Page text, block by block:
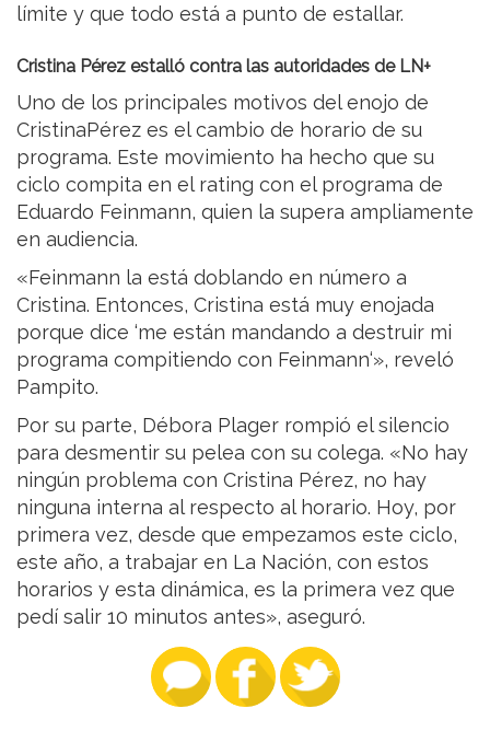
límite y que todo está a punto de estallar.
Cristina Pérez estalló contra las autoridades de LN+
Uno de los principales motivos del enojo de
CristinaPérez es el cambio de horario de su
programa. Este movimiento ha hecho que su
ciclo compita en el rating con el programa de
Eduardo Feinmann, quien la supera ampliamente
en audiencia.
«Feinmann la está doblando en número a
Cristina. Entonces, Cristina está muy enojada
porque dice ‘me están mandando a destruir mi
programa compitiendo con Feinmann‘», reveló
Pampito.
Por su parte, Débora Plager rompió el silencio
para desmentir su pelea con su colega. «No hay
ningún problema con Cristina Pérez, no hay
ninguna interna al respecto al horario. Hoy, por
primera vez, desde que empezamos este ciclo,
este año, a trabajar en La Nación, con estos
horarios y esta dinámica, es la primera vez que
pedí salir 10 minutos antes», aseguró.